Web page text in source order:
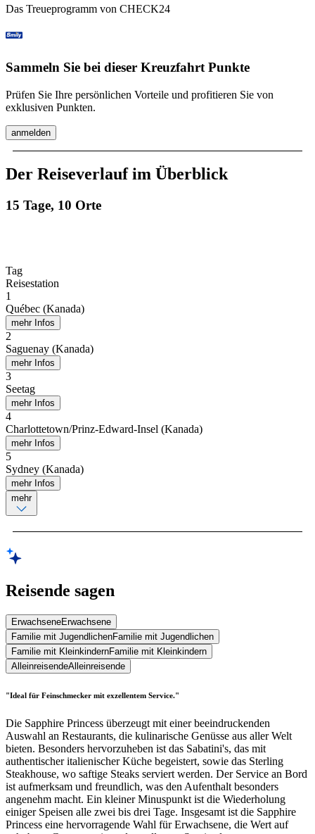
Das Treueprogramm von CHECK24
Sammeln Sie bei dieser Kreuzfahrt Punkte
Prüfen Sie Ihre persönlichen Vorteile und profitieren Sie von
exklusiven Punkten.
anmelden
Der Reiseverlauf im Überblick
15 Tage, 10 Orte
Tag
Reisestation
1
Québec (Kanada)
mehr Infos
2
Saguenay (Kanada)
mehr Infos
3
Seetag
mehr Infos
4
Charlottetown/Prinz-Edward-Insel (Kanada)
mehr Infos
5
Sydney (Kanada)
mehr Infos
mehr
Reisende sagen
ErwachseneErwachsene
Familie mit JugendlichenFamilie mit Jugendlichen
Familie mit KleinkindernFamilie mit Kleinkindern
AlleinreisendeAlleinreisende
"Ideal für Feinschmecker mit exzellentem Service."
Die Sapphire Princess überzeugt mit einer beeindruckenden
Auswahl an Restaurants, die kulinarische Genüsse aus aller Welt
bieten. Besonders hervorzuheben ist das Sabatini's, das mit
authentischer italienischer Küche begeistert, sowie das Sterling
Steakhouse, wo saftige Steaks serviert werden. Der Service an Bord
ist aufmerksam und freundlich, was den Aufenthalt besonders
angenehm macht. Ein kleiner Minuspunkt ist die Wiederholung
einiger Speisen alle zwei bis drei Tage. Insgesamt ist die Sapphire
Princess eine hervorragende Wahl für Erwachsene, die Wert auf